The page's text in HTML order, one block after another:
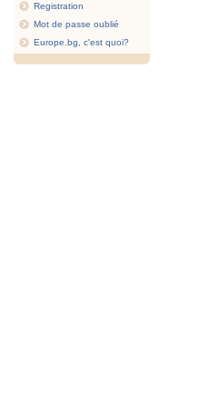
Registration
Mot de passe oublié
Europe.bg, c'est quoi?